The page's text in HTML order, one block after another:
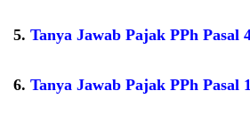
5. Tanya Jawab Pajak PPh Pasal
6. Tanya Jawab Pajak PPh Pasal